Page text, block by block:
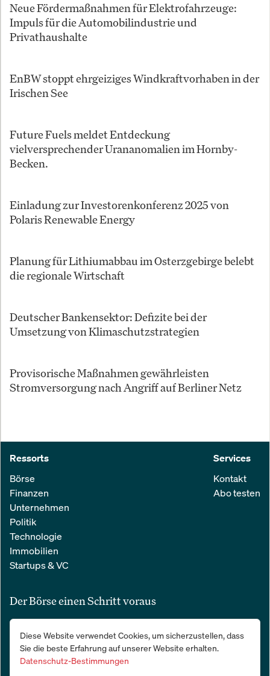
Neue Fördermaßnahmen für Elektrofahrzeuge:
Impuls für die Automobilindustrie und
Privathaushalte
EnBW stoppt ehrgeiziges Windkraftvorhaben in der
Irischen See
Future Fuels meldet Entdeckung
vielversprechender Urananomalien im Hornby-
Becken.
Einladung zur Investorenkonferenz 2025 von
Polaris Renewable Energy
Planung für Lithiumabbau im Osterzgebirge belebt
die regionale Wirtschaft
Deutscher Bankensektor: Defizite bei der
Umsetzung von Klimaschutzstrategien
Provisorische Maßnahmen gewährleisten
Stromversorgung nach Angriff auf Berliner Netz
Ressorts
Börse
Finanzen
Unternehmen
Politik
Technologie
Immobilien
Startups & VC
Services
Kontakt
Abo testen
Der Börse einen Schritt voraus
Alle relevanten Nachrichten aus Wirtschaft und Finanzen in einer
einfachen E-Mail. 100 % kostenlos:
Diese Website verwendet Cookies, um sicherzustellen, dass
Sie die beste Erfahrung auf unserer Website erhalten.
Datenschutz-Bestimmungen